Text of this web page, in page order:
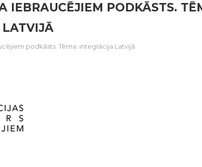
IEBRAUCĒJIEM PODKĀSTS.
LATVIJĀ
podkāsts. Tēma: integrācija Latvijā